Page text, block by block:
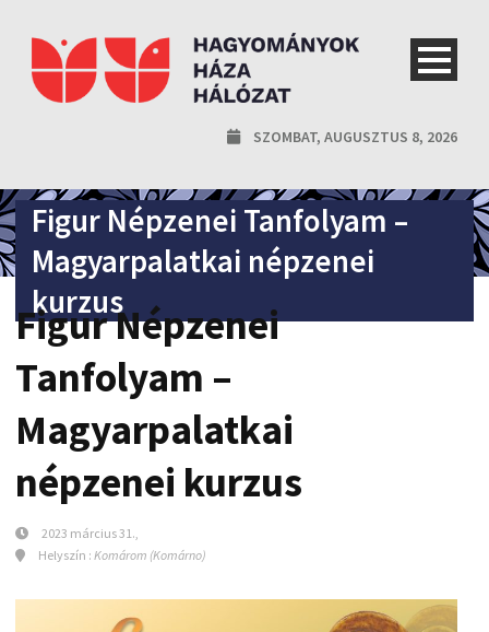
SZOMBAT, AUGUSZTUS 8, 2026
Figur Népzenei Tanfolyam –
Magyarpalatkai népzenei
kurzus
Figur Népzenei
Tanfolyam –
Magyarpalatkai
népzenei kurzus
2023 március 31.,
Helyszín : Komárom (Komárno)